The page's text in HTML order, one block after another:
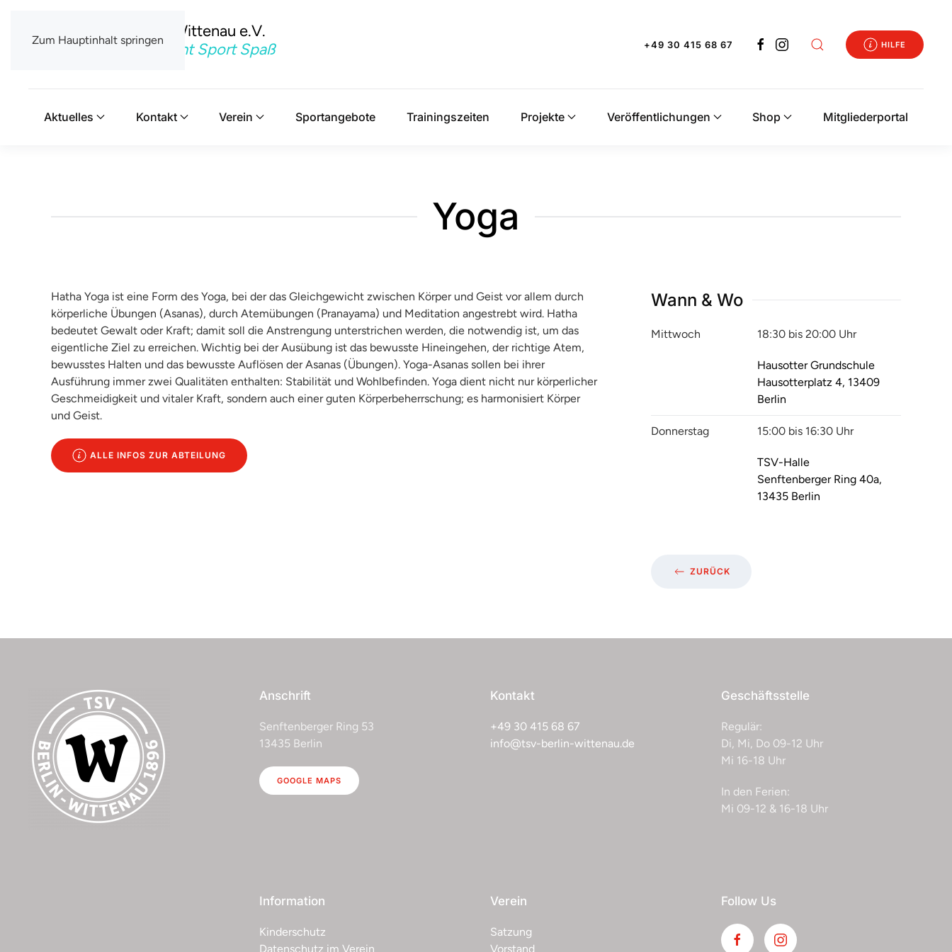
Zum Hauptinhalt springenTSV Berlin-Wittenau e.V.
Mit uns macht Sport Spaß
+49 30 415 68 67 HILFE
Aktuelles Kontakt Verein Sportangebote Trainingszeiten Projekte Veröffentlichungen Shop Mitgliederportal
Yoga
Hatha Yoga ist eine Form des Yoga, bei der das Gleichgewicht zwischen Körper und Geist vor allem durch
körperliche Übungen (Asanas), durch Atemübungen (Pranayama) und Meditation angestrebt wird. Hatha
bedeutet Gewalt oder Kraft; damit soll die Anstrengung unterstrichen werden, die notwendig ist, um das
eigentliche Ziel zu erreichen. Wichtig bei der Ausübung ist das bewusste Hineingehen, der richtige Atem,
bewusstes Halten und das bewusste Auflösen der Asanas (Übungen). Yoga-Asanas sollen bei ihrer
Ausführung immer zwei Qualitäten enthalten: Stabilität und Wohlbefinden. Yoga dient nicht nur körperlicher
Geschmeidigkeit und vitaler Kraft, sondern auch einer guten Körperbeherrschung; es harmonisiert Körper
und Geist.
ALLE INFOS ZUR ABTEILUNG
Wann & Wo
Mittwoch 18:30 bis 20:00 Uhr
Hausotter Grundschule
Hausotterplatz 4, 13409
Berlin
Donnerstag 15:00 bis 16:30 Uhr
TSV-Halle
Senftenberger Ring 40a,
13435 Berlin
ZURÜCK
Anschrift
Senftenberger Ring 53
13435 Berlin
GOOGLE MAPS
Kontakt
+49 30 415 68 67
info@tsv-berlin-wittenau.de
Geschäftsstelle
Regulär:
Di, Mi, Do 09-12 Uhr
Mi 16-18 Uhr
In den Ferien:
Mi 09-12 & 16-18 Uhr
Information
Kinderschutz
Datenschutz im Verein
Verein
Satzung
Vorstand
Follow Us